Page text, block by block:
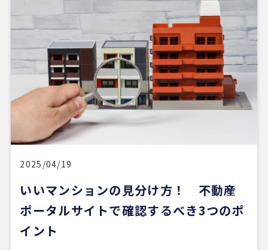
2025/04/19
いいマンションの見分け方！ 不動産
ポータルサイトで確認するべき3つのポ
イント